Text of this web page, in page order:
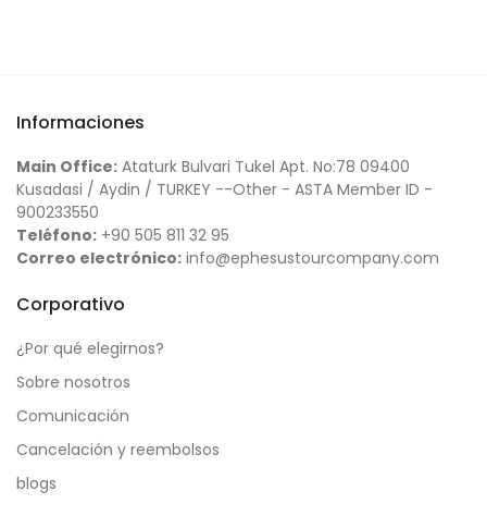
Informaciones
Main Office: Ataturk Bulvari Tukel Apt. No:78 09400
Kusadasi / Aydin / TURKEY --Other - ASTA Member ID -
900233550
Teléfono: +90 505 811 32 95
Correo electrónico: info@ephesustourcompany.com
Corporativo
¿Por qué elegirnos?
Sobre nosotros
Comunicación
Cancelación y reembolsos
blogs